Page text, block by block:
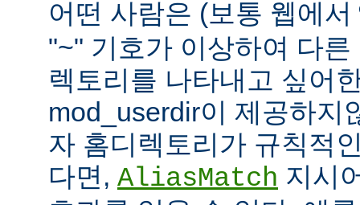
어떤 사람은 (보통 웹에서
"~" 기호가 이상하여 다
렉토리를 나타내고 싶어
mod_userdir이 제공하지
자 홈디렉토리가 규칙적
다면, AliasMatch 지시